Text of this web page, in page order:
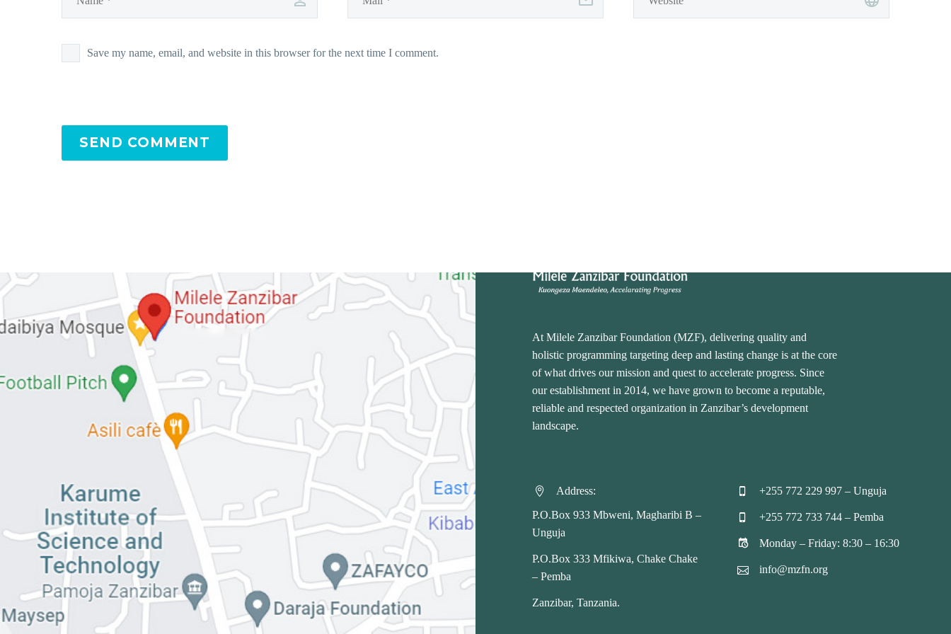
Save my name, email, and website in this browser for the next time I comment.
SEND COMMENT
At Milele Zanzibar Foundation (MZF), delivering quality and
holistic programming targeting deep and lasting change is at the core
of what drives our mission and quest to accelerate progress. Since
our establishment in 2014, we have grown to become a reputable,
reliable and respected organization in Zanzibar’s development
landscape.

 Address:
P.O.Box 933 Mbweni, Magharibi B –
Unguja
P.O.Box 333 Mfikiwa, Chake Chake
– Pemba
Zanzibar, Tanzania.

 +255 772 229 997 – Unguja

 +255 772 733 744 – Pemba

 Monday – Friday: 8:30 – 16:30

 info@mzfn.org